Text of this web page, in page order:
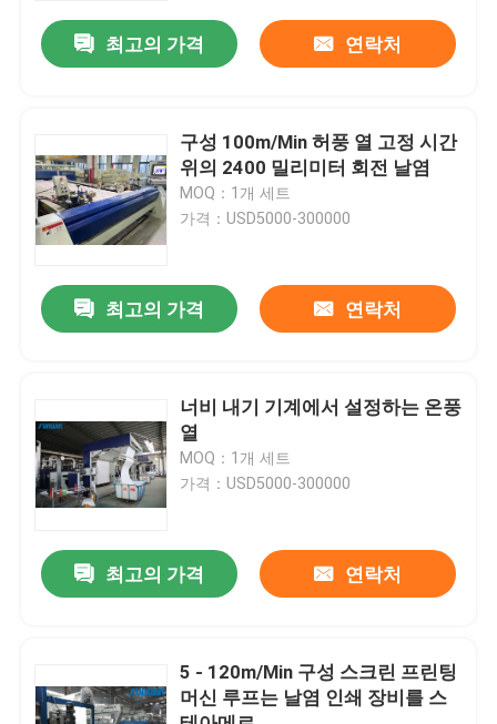
회사 소개
접촉
제품 소개
허풍 너비 내기 기계
구성 너비 내기 기계
직물 건조 기계
직물 완성 가공기
최고의 가격 연락처
구성 100m/Min 허풍 열 고정 시간
위의 2400 밀리미터 회전 날염
MOQ：1개 세트
가격：USD5000-300000
최고의 가격 연락처
너비 내기 기계에서 설정하는 온풍
열
MOQ：1개 세트
가격：USD5000-300000
최고의 가격 연락처
5 - 120m/Min 구성 스크린 프린팅
머신 루프는 날염 인쇄 장비를 스